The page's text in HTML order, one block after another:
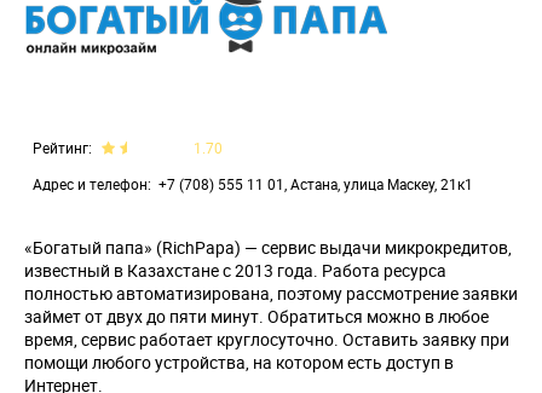
Рейтинг
1.70
Адрес и телефон
+7 (708) 555 11 01, Астана, улица Маскеу, 21к1
«Богатый папа» (RichPapa) — сервис выдачи микрокредитов,
известный в Казахстане с 2013 года. Работа ресурса
полностью автоматизирована, поэтому рассмотрение заявки
займет от двух до пяти минут. Обратиться можно в любое
время, сервис работает круглосуточно. Оставить заявку при
помощи любого устройства, на котором есть доступ в
Интернет.